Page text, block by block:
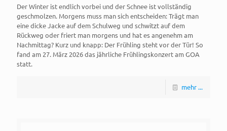
Der Winter ist endlich vorbei und der Schnee ist vollständig
geschmolzen. Morgens muss man sich entscheiden: Trägt man
eine dicke Jacke auf dem Schulweg und schwitzt auf dem
Rückweg oder friert man morgens und hat es angenehm am
Nachmittag? Kurz und knapp: Der Frühling steht vor der Tür! So
fand am 27. März 2026 das jährliche Frühlingskonzert am GOA
statt.
mehr ...